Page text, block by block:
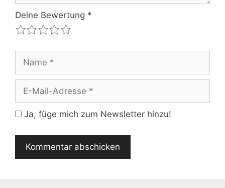
Deine Bewertung *
4
3
2
1
Name
Adresse
Ja, füge mich zum Newsletter hinzu!